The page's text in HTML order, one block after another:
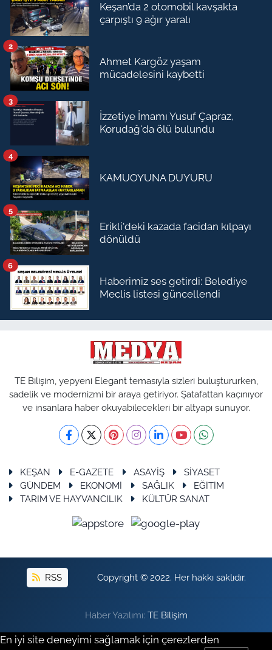
Keşan’da 2 otomobil kavşakta
çarpıştı 9 ağır yaralı
Ahmet Kargöz yaşam
mücadelesini kaybetti
2
İzzetiye İmamı Yusuf Çapraz,
Korudağ'da ölü bulundu
3
KAMUOYUNA DUYURU
4
Erikli'deki kazada facidan kılpayı
dönüldü
5
Haberimiz ses getirdi: Belediye
Meclis listesi güncellendi
6
TE Bilişim, yepyeni Elegant temasıyla sizleri buluştururken,
sadelik ve modernizmi bir araya getiriyor. Şatafattan kaçınıyor
ve insanlara haber okuyabilecekleri bir altyapı sunuyor.
KEŞAN E-GAZETE ASAYİŞ
SİYASET
GÜNDEM
EKONOMİ SAĞLIK
EĞİTİM
TARIM VE HAYVANCILIK
KÜLTÜR SANAT
RSS Copyright © 2022. Her hakkı saklıdır.
Haber Yazılımı: TE Bilişim
En iyi site deneyimi sağlamak için çerezlerden